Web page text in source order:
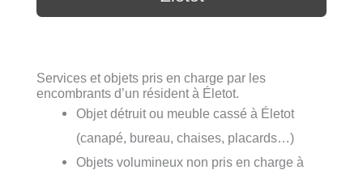
Services et objets pris en charge par les
encombrants d’un résident à Életot.
Objet détruit ou meuble cassé à Életot
(canapé, bureau, chaises, placards…)
Objets volumineux non pris en charge à